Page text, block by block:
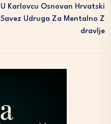
U Karlovcu Osnovan Hrvatski
Savez Udruga Za Mentalno Z
Dravlje